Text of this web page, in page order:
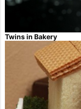
Twins in Bakery